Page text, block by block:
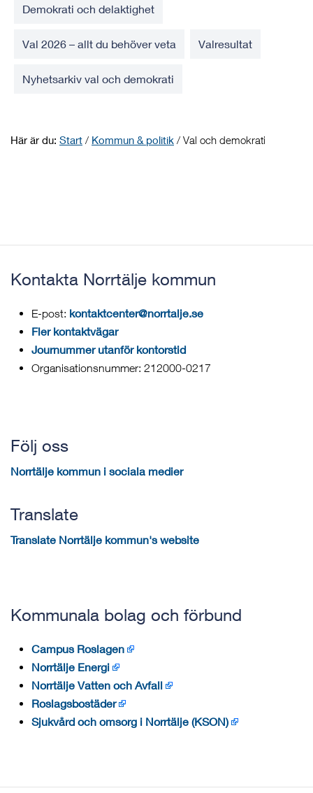
Demokrati och delaktighet
Val 2026 – allt du behöver veta Valresultat
Nyhetsarkiv val och demokrati
Här är du: Start / Kommun & politik / Val och demokrati
Kontakta Norrtälje kommun
E-post: kontaktcenter@norrtalje.se
Fler kontaktvägar
Journummer utanför kontorstid
Organisationsnummer: 212000-0217
Följ oss
Norrtälje kommun i sociala medier
Translate
Translate Norrtälje kommun's website
Kommunala bolag och förbund
Campus Roslagen
Norrtälje Energi
Norrtälje Vatten och Avfall
Roslagsbostäder
Sjukvård och omsorg i Norrtälje (KSON)